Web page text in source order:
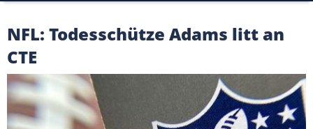
NFL: Todesschütze Adams litt an
CTE